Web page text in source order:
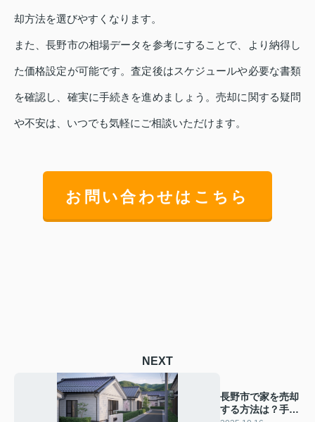
却方法を選びやすくなります。
また、長野市の相場データを参考にすることで、より納得し
た価格設定が可能です。査定後はスケジュールや必要な書類
を確認し、確実に手続きを進めましょう。売却に関する疑問
や不安は、いつでも気軽にご相談いただけます。
お問い合わせはこちら
NEXT
長野市で家を売却
する方法は？手順